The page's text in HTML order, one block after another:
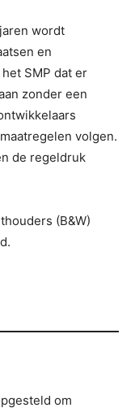
wordt
en
SMP dat er
zonder een
volgen.
de regeldruk
(B&W)
om